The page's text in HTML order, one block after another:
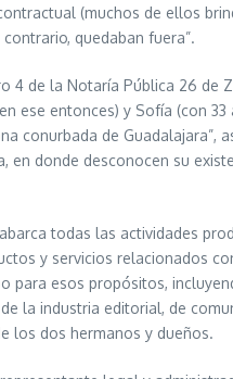
(muchos de ellos
quedaban fuera”.
de la Notaría Pública 26
ese entonces) y Sofía (con
conurbada de
en donde desconocen su
todas las actividades
y servicios relacionados
para esos propósitos,
la industria editorial, de
los dos hermanos y dueños.